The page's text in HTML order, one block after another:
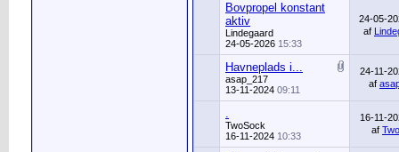
Bovpropel konstant
aktiv
Lindegaard
24-05-2026 15:33
24-05-
af
Havneplads i...
asap_217
13-11-2024 09:11
24-11-
af
.
TwoSock
16-11-2024 10:33
16-11-
af